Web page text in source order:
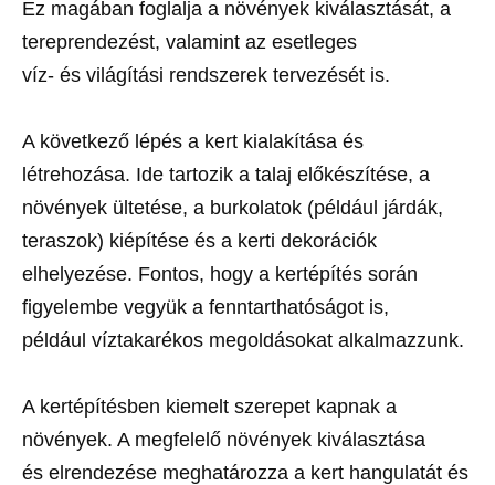
Ez magában foglalja a növények kiválasztását, a
tereprendezést, valamint az esetleges
víz- és világítási rendszerek tervezését is.
A következő lépés a kert kialakítása és
létrehozása. Ide tartozik a talaj előkészítése, a
növények ültetése, a burkolatok (például járdák,
teraszok) kiépítése és a kerti dekorációk
elhelyezése. Fontos, hogy a kertépítés során
figyelembe vegyük a fenntarthatóságot is,
például víztakarékos megoldásokat alkalmazzunk.
A kertépítésben kiemelt szerepet kapnak a
növények. A megfelelő növények kiválasztása
és elrendezése meghatározza a kert hangulatát és